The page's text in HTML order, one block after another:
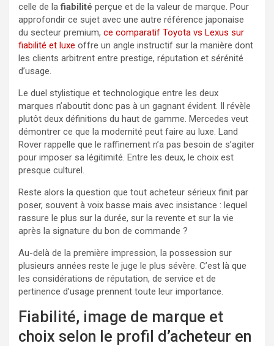
celle de lafiabilité perçue et de la valeur de marque. Pour
approfondir ce sujet avec une autre référence japonaise
du secteur premium, ce comparatif Toyota vs Lexus sur
fiabilité et luxe offre un angle instructif sur la manière dont
les clients arbitrent entre prestige, réputation et sérénité
d’usage.
Le duel stylistique et technologique entre les deux
marques n’aboutit donc pas à un gagnant évident. Il révèle
plutôt deux définitions du haut de gamme. Mercedes veut
démontrer ce que la modernité peut faire au luxe. Land
Rover rappelle que le raffinement n’a pas besoin de s’agiter
pour imposer sa légitimité. Entre les deux, le choix est
presque culturel.
Reste alors la question que tout acheteur sérieux finit par
poser, souvent à voix basse mais avec insistance : lequel
rassure le plus sur la durée, sur la revente et sur la vie
après la signature du bon de commande ?
Au-delà de la première impression, la possession sur
plusieurs années reste le juge le plus sévère. C’est là que
les considérations de réputation, de service et de
pertinence d’usage prennent toute leur importance.
Fiabilité, image de marque et
choix selon le profil d’acheteur en